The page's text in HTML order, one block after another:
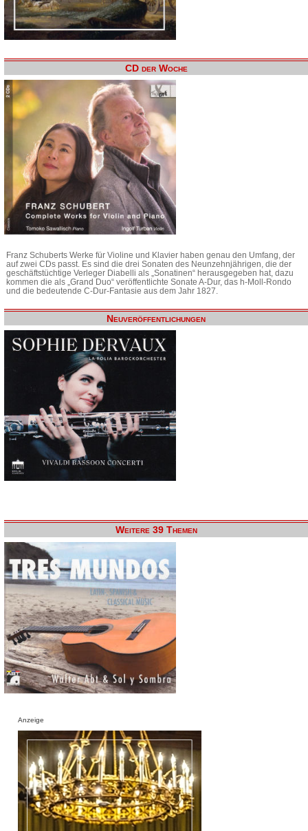
CD der Woche
Franz Schuberts Werke für Violine und Klavier haben genau den Umfang, der
auf zwei CDs passt. Es sind die drei Sonaten des Neunzehnjährigen, die der
geschäftstüchtige Verleger Diabelli als „Sonatinen“ herausgegeben hat, dazu
kommen die als „Grand Duo“ veröffentlichte Sonate A-Dur, das h-Moll-Rondo
und die bedeutende C-Dur-Fantasie aus dem Jahr 1827.
Neuveröffentlichungen
Weitere 39 Themen
Anzeige